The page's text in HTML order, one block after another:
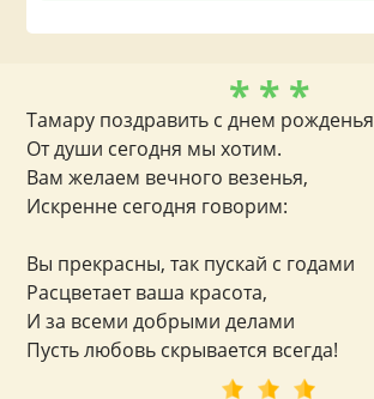
* * *
Тамару поздравить с днем рожденья
От души сегодня мы хотим.
Вам желаем вечного везенья,
Искренне сегодня говорим:
Вы прекрасны, так пускай с годами
Расцветает ваша красота,
И за всеми добрыми делами
Пусть любовь скрывается всегда!